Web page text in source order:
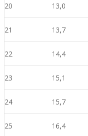
20
13,0
21 13,7
22 14,4
23 15,1
24 15,7
25 16,4